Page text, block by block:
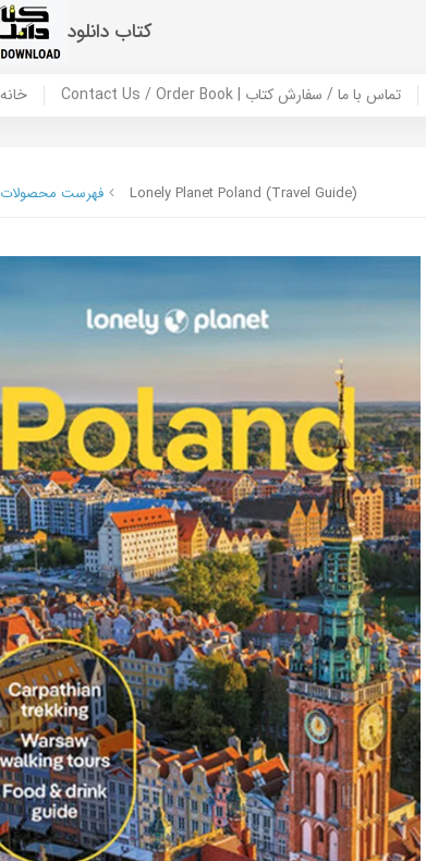
کتاب دانلود
HOME خانه Contact Us / Order Book | تماس با ما / سفارش کتاب
فهرست محصولات Lonely Planet Poland (Travel Guide)